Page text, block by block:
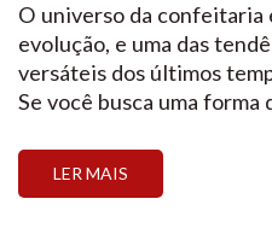
O universo da confeitaria
evolução, e uma das
versáteis dos últimos
Se você busca uma forma
aposta certa. Unindo uma
máxima praticidade, as
LER MAIS